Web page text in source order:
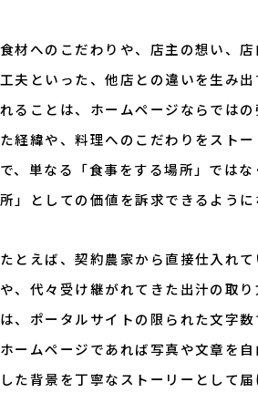
食材へのこだわりや、店主の想い、
工夫といった、他店との違いを生み
れることは、ホームページならでは
た経緯や、料理へのこだわりをスト
で、単なる「食事をする場所」では
所」としての価値を訴求できるように
たとえば、契約農家から直接仕入れ
や、代々受け継がれてきた出汁の取
は、ポータルサイトの限られた文字数
ホームページであれば写真や文章を
した背景を丁寧なストーリーとして届